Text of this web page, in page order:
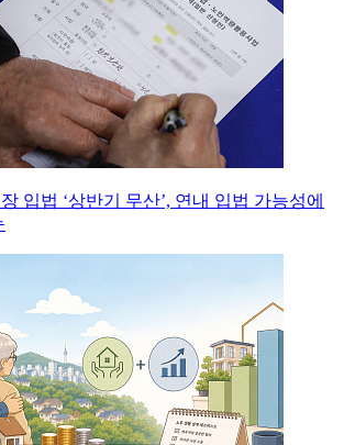
입법 ‘상반기 무산’, 연내 입법 가능성에